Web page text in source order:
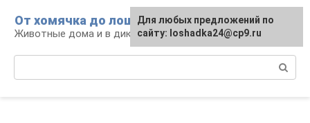
контенту
От хомячка до лошади
Животные дома и в дикой природе
Для любых предложений по
сайту: loshadka24@cp9.ru